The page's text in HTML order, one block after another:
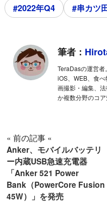
#2022年Q4 #串カツ
筆者：
TeraDasの運営者
iOS、WEB、食
画撮影・編集、
か複数分野のコア
« 前の記事 «
Anker、モバイルバッテリ
ー内蔵USB急速充電器
「Anker 521 Power
Bank（PowerCore Fusion
45W）」を発売